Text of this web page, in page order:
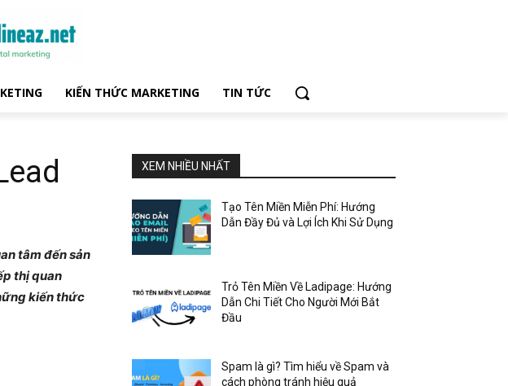
KIẾN THỨC MARKETING TIN TỨC
tâm đến sản
thị quan
kiến ​​thức
XEM NHIỀU NHẤT
Tạo Tên Miền Miễn Phí: Hướng
Dẫn Đầy Đủ và Lợi Ích Khi Sử Dụng
Trỏ Tên Miền Về Ladipage: Hướng
Dẫn Chi Tiết Cho Người Mới Bắt
Đầu
Spam là gì? Tìm hiểu về Spam và
cách phòng tránh hiệu quả